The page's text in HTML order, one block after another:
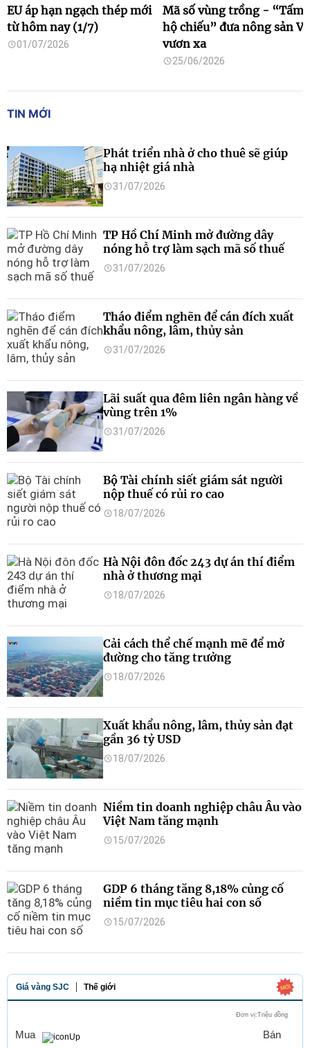
EU áp hạn ngạch thép mới
từ hôm nay (1/7)
01/07/2026
Mã số vùng trồng - “Tấm
hộ chiếu” đưa nông sản
vươn xa
25/06/2026
TIN MỚI
Phát triển nhà ở cho thuê sẽ giúp
hạ nhiệt giá nhà
31/07/2026
TP Hồ Chí Minh mở đường dây
nóng hỗ trợ làm sạch mã số thuế
31/07/2026
Tháo điểm nghẽn để cán đích xuất
khẩu nông, lâm, thủy sản
31/07/2026
Lãi suất qua đêm liên ngân hàng về
vùng trên 1%
31/07/2026
Bộ Tài chính siết giám sát người
nộp thuế có rủi ro cao
18/07/2026
Hà Nội đôn đốc 243 dự án thí điểm
nhà ở thương mại
18/07/2026
Cải cách thể chế mạnh mẽ để mở
đường cho tăng trưởng
18/07/2026
Xuất khẩu nông, lâm, thủy sản đạt
gần 36 tỷ USD
18/07/2026
Niềm tin doanh nghiệp châu Âu vào
Việt Nam tăng mạnh
15/07/2026
GDP 6 tháng tăng 8,18% củng cố
niềm tin mục tiêu hai con số
15/07/2026